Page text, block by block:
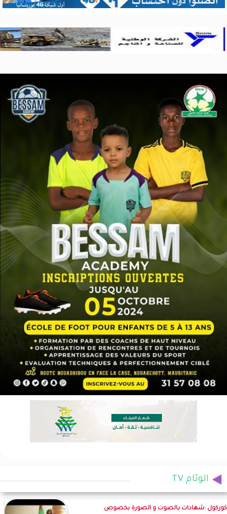
الوئام TV
كوركول :شهادات بالصوت و الصورة بخصوص